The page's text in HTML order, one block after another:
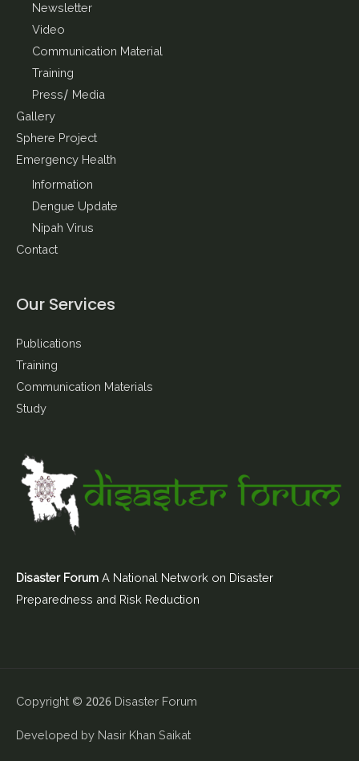
Newsletter
Video
Communication Material
Training
Press/ Media
Gallery
Sphere Project
Emergency Health
Information
Dengue Update
Nipah Virus
Contact
Our Services
Publications
Training
Communication Materials
Study
Disaster Forum A National Network on Disaster
Preparedness and Risk Reduction
Copyright © 2026 Disaster Forum
Developed by Nasir Khan Saikat